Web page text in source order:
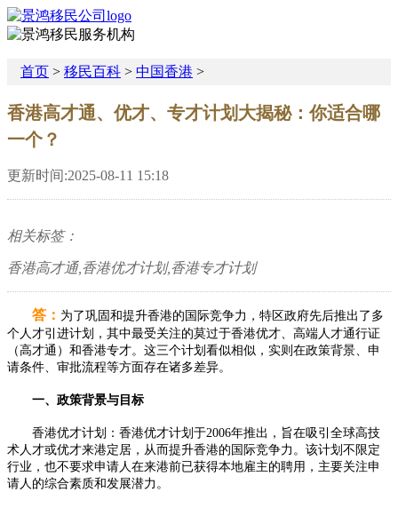
首页 > 移民百科 > 中国香港 >
香港高才通、优才、专才计划大揭秘：你适合哪
一个？​
更新时间:2025-08-11 15:18
相关标签：
香港高才通,香港优才计划,香港专才计划
答： 为了巩固和提升香港的国际竞争力，特区政府先后推出了多
个人才引进计划，其中最受关注的莫过于香港优才、高端人才通行证
（高才通）和香港专才。这三个计划看似相似，实则在政策背景、申
请条件、审批流程等方面存在诸多差异。
一、政策背景与目标​
香港优才计划：香港优才计划于2006年推出，旨在吸引全球高技
术人才或优才来港定居，从而提升香港的国际竞争力。该计划不限定
行业，也不要求申请人在来港前已获得本地雇主的聘用，主要关注申
请人的综合素质和发展潜力。​